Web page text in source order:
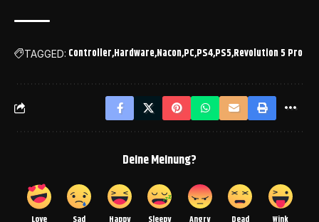
TAGGED: Controller Hardware Nacon PC PS4PS5 Revolution 5 Pro
Deine Meinung?